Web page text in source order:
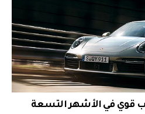
قوي في الأشهر التسعة